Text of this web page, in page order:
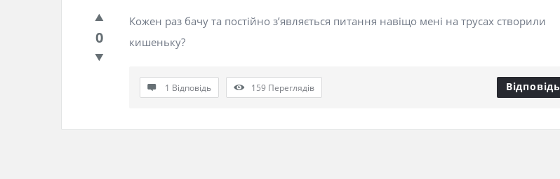
0
Кожен раз бачу та постійно з’являється питання навіщо мені на трусах створили
кишеньку?
1 Відповідь 159 Переглядів Відповідь